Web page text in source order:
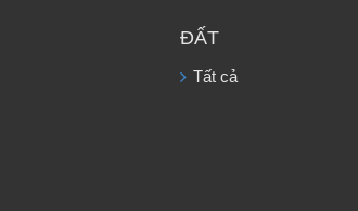
ĐẤT
Tất cả